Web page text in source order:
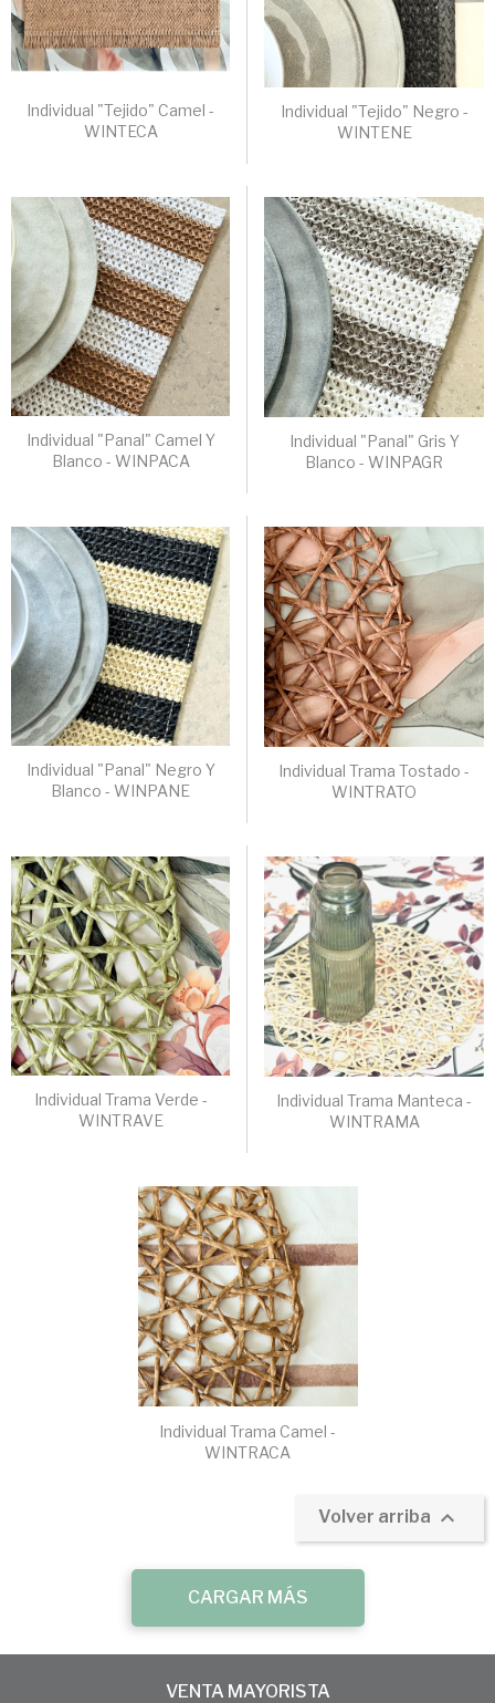
Individual "Tejido" Camel -
WINTECA
Individual "Tejido" Negro -
WINTENE
Individual "Panal" Camel Y
Blanco - WINPACA
Individual "Panal" Gris Y
Blanco - WINPAGR
Individual "Panal" Negro Y
Blanco - WINPANE
Individual Trama Tostado -
WINTRATO
Individual Trama Verde -
WINTRAVE
Individual Trama Manteca -
WINTRAMA
Individual Trama Camel -
WINTRACA
Volver arriba 
CARGAR MÁS
VENTA MAYORISTA